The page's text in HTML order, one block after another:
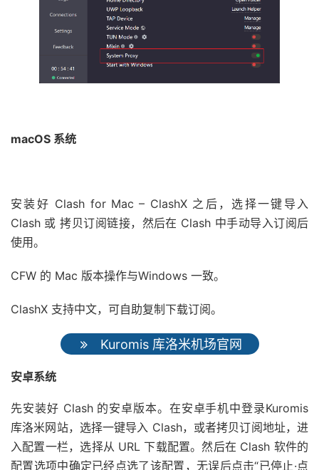
macOS 系统
安装好 Clash for Mac – ClashX 之后，选择一键导入
Clash 或 拷贝订阅链接，然后在 Clash 中手动导入订阅后
使用。
CFW 的 Mac 版本操作与Windows 一致。
ClashX 支持中文，可自助复制下载订阅。
Kuromis 库洛米机场官网
安卓系统
先安装好 Clash 的安卓版本。在安卓手机中登录Kuromis
库洛米网站，选择一键导入 Clash，或者拷贝订阅地址，进
入配置一栏，选择从 URL 下载配置。然后在 Clash 软件的
配置选项中确定已经点选了该配置，无误后点击“已停止·点